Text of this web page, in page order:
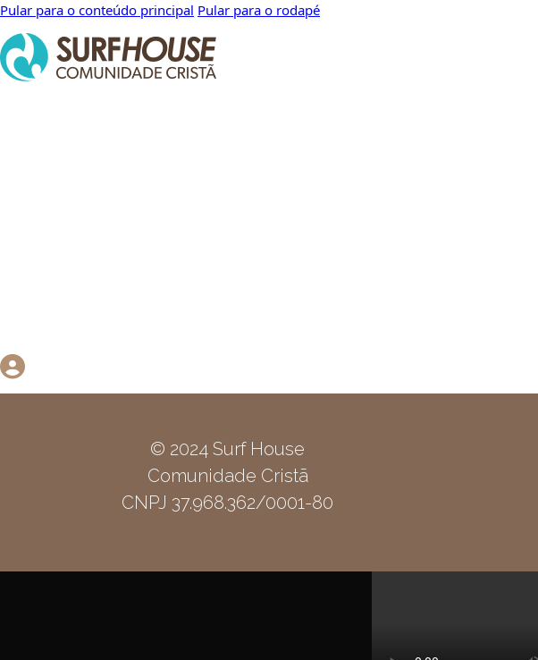
Pular para o conteúdo principal Pular para o rodapé
© 2024 Surf House
Comunidade Cristã
CNPJ 37.968.362/0001-80